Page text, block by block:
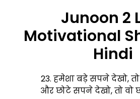
Junoon 2
Motivational
Hindi
23. हमेशा बड़े सपने देखो,
और छोटे सपने देखो, तो वो